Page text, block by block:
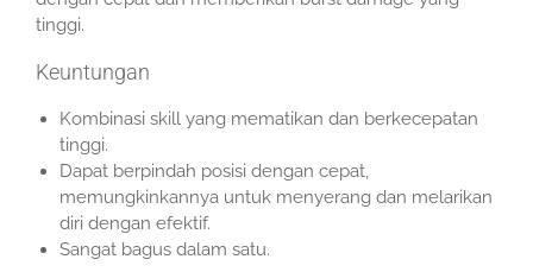
tinggi.
Keuntungan
Kombinasi skill yang mematikan dan berkecepatan
tinggi.
Dapat berpindah posisi dengan cepat,
memungkinkannya untuk menyerang dan melarikan
diri dengan efektif.
Sangat bagus dalam satu.